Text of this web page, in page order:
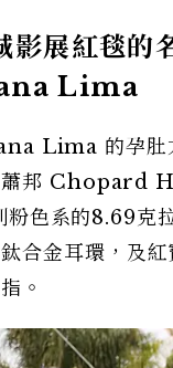
展紅毯的
Lima
Lima 的孕肚
蕭邦 Chopard
色系的8.69克
合金耳環，及
。